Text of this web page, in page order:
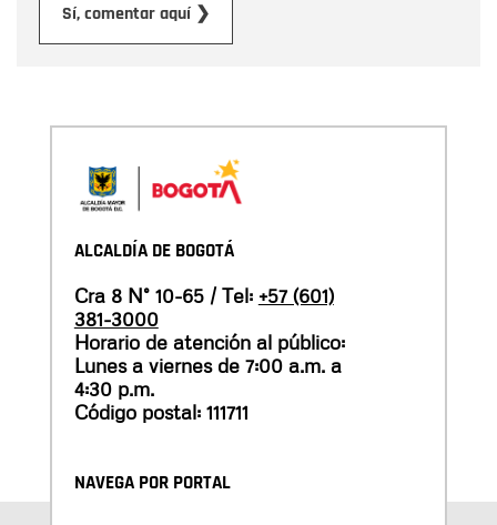
Sí, comentar aquí ❯
ALCALDÍA DE BOGOTÁ
Cra 8 N° 10-65 / Tel: +57 (601)
381-3000
Horario de atención al público:
Lunes a viernes de 7:00 a.m. a
4:30 p.m.
Código postal: 111711
NAVEGA POR PORTAL